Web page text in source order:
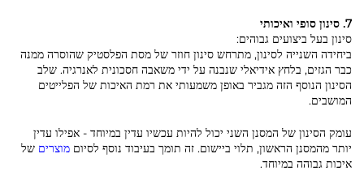
7. סינון סופי ואיכותי
סינון בעל ביצועים גבוהים:
ביחידה השנייה לסינון, מתרחש סינון חוזר של מסת הפלסטיק שהוסרה ממנה
כבר הגזים, בלחץ אידיאלי שנבנה על ידי משאבה חסכונית לאנרגיה. שלב
הסינון הנוסף הזה מגביר באופן משמעותי את רמת האיכות של הפלייטים
המושבים.
עומק הסינון של המסנן השני יכול להיות עכשיו עדין במיוחד - אפילו עדין
יותר מהמסנן הראשון, תלוי ביישום. זה תומך בעיבוד נוסף לסיום מוצרים של
איכות גבוהה במיוחד.